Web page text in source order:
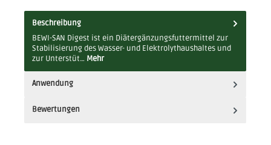
Beschreibung
BEWI-SAN Digest ist ein Diätergänzungsfuttermittel zur
Stabilisierung des Wasser- und Elektrolythaushaltes und
zur Unterstüt… Mehr
Anwendung
Bewertungen